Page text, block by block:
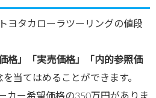
ヨタカローラツーリングの値段
格」「実売価格」「内的参照価
当てはめることができます。